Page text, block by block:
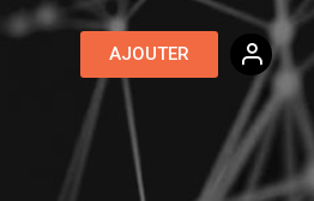
AJOUTER